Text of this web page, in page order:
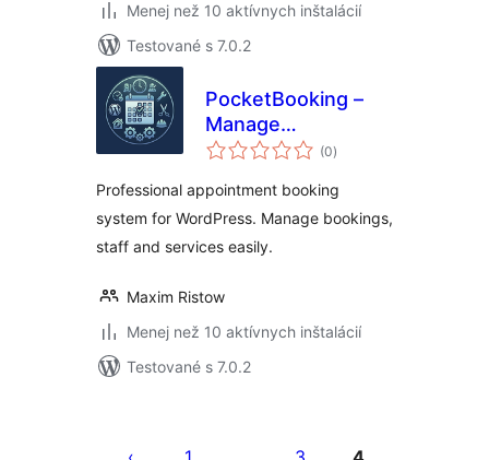
Menej než 10 aktívnych inštalácií
Testované s 7.0.2
PocketBooking –
Manage
Appointments on
(0celkové
hodnotenie
)
Professional appointment booking
system for WordPress. Manage bookings,
staff and services easily.
Maxim Ristow
Menej než 10 aktívnych inštalácií
Testované s 7.0.2